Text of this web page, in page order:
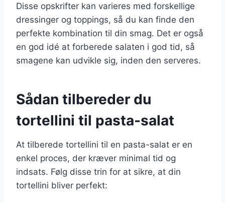
Disse opskrifter kan varieres med forskellige
dressinger og toppings, så du kan finde den
perfekte kombination til din smag. Det er også
en god idé at forberede salaten i god tid, så
smagene kan udvikle sig, inden den serveres.
Sådan tilbereder du
tortellini til pasta-salat
At tilberede tortellini til en pasta-salat er en
enkel proces, der kræver minimal tid og
indsats. Følg disse trin for at sikre, at din
tortellini bliver perfekt: